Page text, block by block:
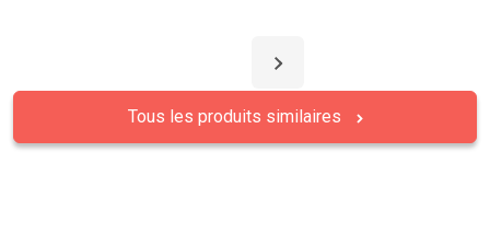
Tous les produits similaires